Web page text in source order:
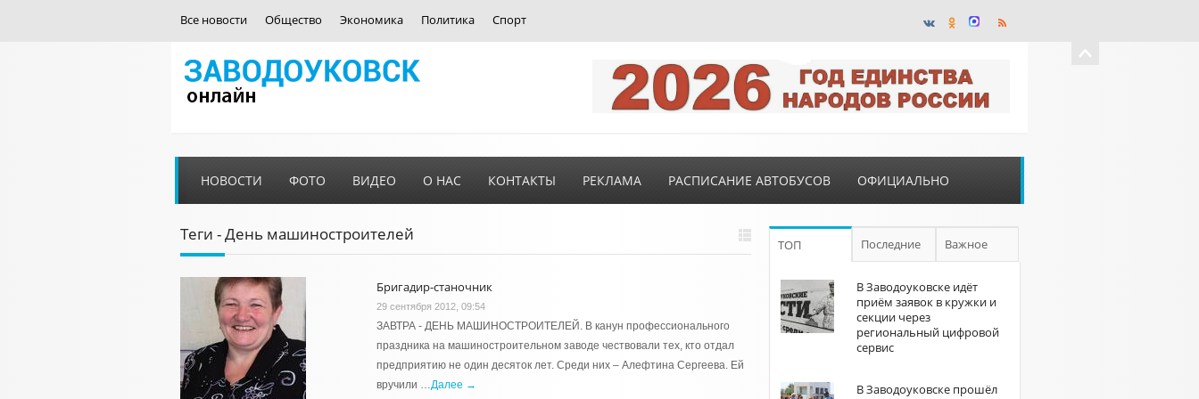
Все новости Общество Экономика Политика Спорт
НОВОСТИ ФОТО ВИДЕО О НАС КОНТАКТЫ РЕКЛАМА РАСПИСАНИЕ АВТОБУСОВ ОФИЦИАЛЬНО
Теги - День машиностроителей
Бригадир-станочник
29 сентября 2012, 09:54
ЗАВТРА - ДЕНЬ МАШИНОСТРОИТЕЛЕЙ. В канун профессионального
праздника на машиностроительном заводе чествовали тех, кто отдал
предприятию не один десяток лет. Среди них – Алефтина Сергеева. Ей
вручили …Далее →
ТОП Последние Важное
В Заводоуковске идёт
приём заявок в кружки и
секции через
региональный цифровой
сервис
В Заводоуковске прошёл